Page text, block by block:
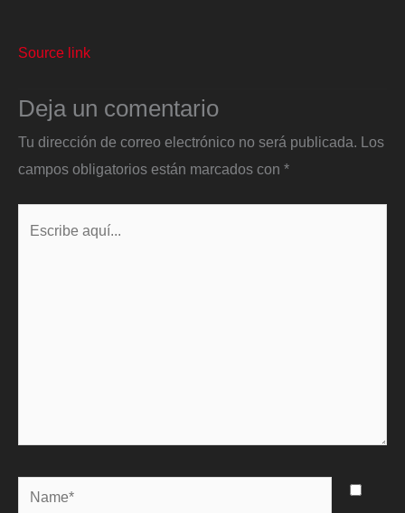
Source link
Deja un comentario
Tu dirección de correo electrónico no será publicada. Los
campos obligatorios están marcados con *
Name*